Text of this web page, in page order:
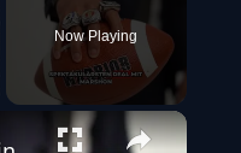
Now Playing